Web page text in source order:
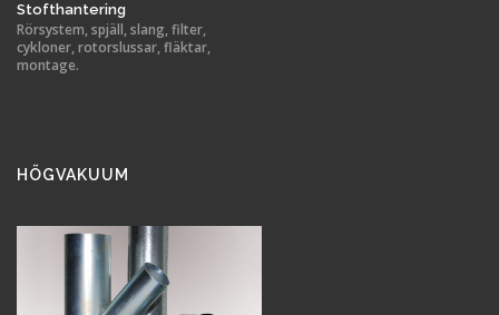
Stofthantering
Rörsystem, spjäll, slang, filter,
cykloner, rotorslussar, fläktar,
montage.
HÖGVAKUUM